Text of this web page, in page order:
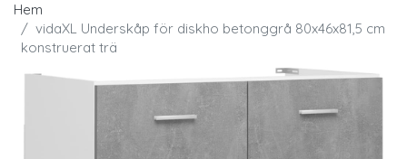
Hem
vidaXL Underskåp för diskho betonggrå 80x46x81,5 cm
konstruerat trä